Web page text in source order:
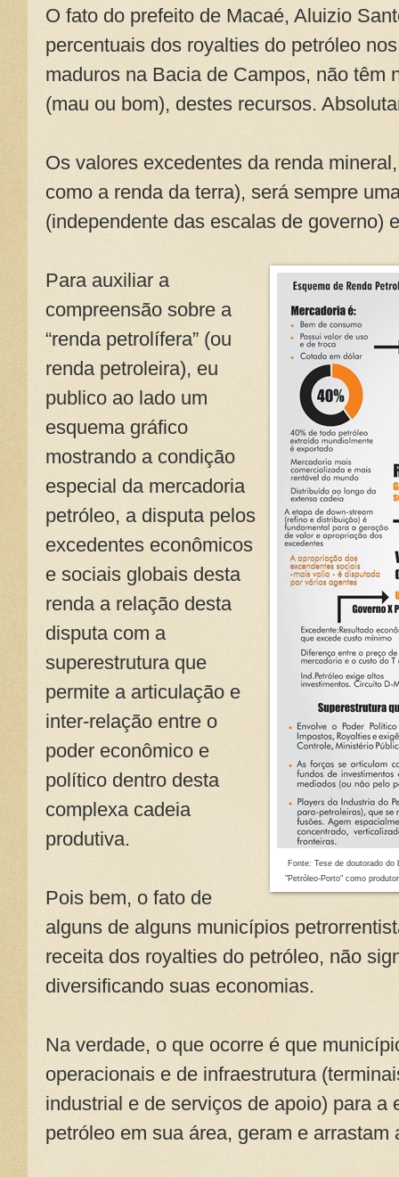
O fato do prefeito de Macaé, Aluizio
percentuais dos royalties do petróleo
maduros na Bacia de Campos, não têm
(mau ou bom), destes recursos.
Os valores excedentes da renda
como a renda da terra), será sempre
(independente das escalas de governo)
Fonte: Tese de doutorado do
"Petróleo-Porto" como
Para auxiliar a
compreensão sobre a
“renda petrolífera” (ou
renda petroleira), eu
publico ao lado um
esquema gráfico
mostrando a condição
especial da mercadoria
petróleo, a disputa pelos
excedentes econômicos
e sociais globais desta
renda a relação desta
disputa com a
superestrutura que
permite a articulação e
inter-relação entre o
poder econômico e
político dentro desta
complexa cadeia
produtiva.
Pois bem, o fato de
alguns de alguns municípios
receita dos royalties do petróleo, não
diversificando suas economias.
Na verdade, o que ocorre é que
operacionais e de infraestrutura
industrial e de serviços de apoio) para a
petróleo em sua área, geram e